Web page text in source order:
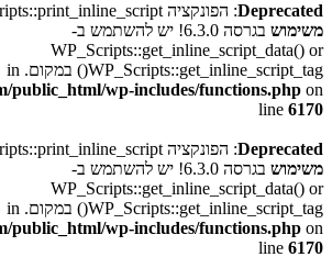
Deprecated: הפונקציה WP_Scripts::print_inline_script
משימוש
בגרסה 6.3.0! יש להשתמש ב-
WP_Scripts::get_inline_script_data() or
WP_Scripts::get_inline_script_tag() במקום. in
public_html/wp-includes/functions.php on
line 6170
Deprecated: הפונקציה WP_Scripts::print_inline_script
משימוש
בגרסה 6.3.0! יש להשתמש ב-
WP_Scripts::get_inline_script_data() or
WP_Scripts::get_inline_script_tag() במקום. in
public_html/wp-includes/functions.php on
line 6170